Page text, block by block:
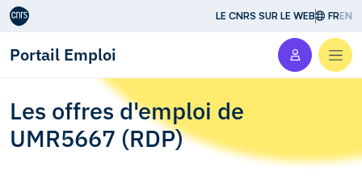
Aller au contenu LE CNRS SUR LE WEB FREN
Portail Emploi
Les offres d'emploi de
UMR5667 (RDP)